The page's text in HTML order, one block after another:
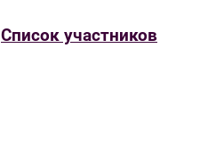
Список участников